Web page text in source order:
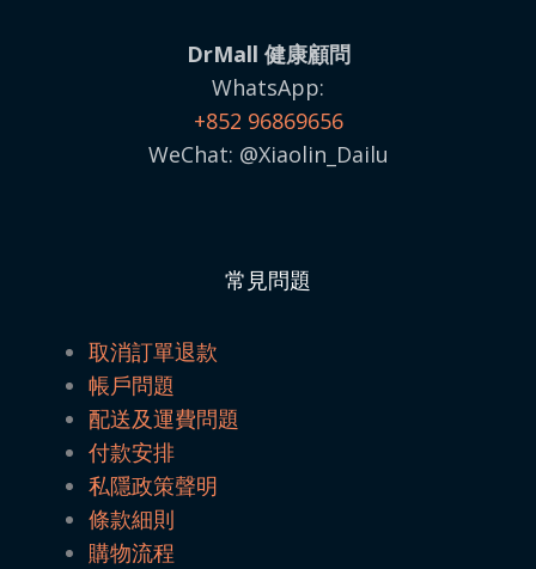
DrMall 健康顧問
WhatsApp:
+852 96869656
WeChat: @Xiaolin_Dailu
常見問題
取消訂單退款
帳戶問題
配送及運費問題
付款安排
私隱政策聲明
條款細則
購物流程